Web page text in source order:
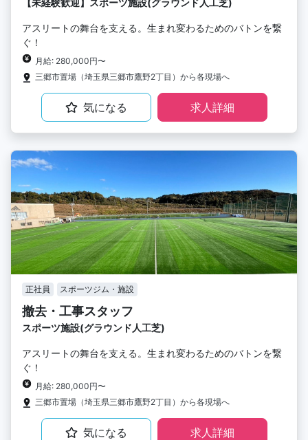
アスリートの舞台を支える。生まれ変わるためのバトンを繋
ぐ！
月給: 280,000円〜
三郷市置場（埼玉県三郷市鷹野2丁目）から各現場へ
気になる 求人詳細
正社員 スポーツジム・施設
撤去・工事スタッフ
スポーツ施設(グラウンド人工芝)
アスリートの舞台を支える。生まれ変わるためのバトンを繋
ぐ！
月給: 280,000円〜
三郷市置場（埼玉県三郷市鷹野2丁目）から各現場へ
気になる 求人詳細